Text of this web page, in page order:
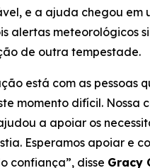
e a ajuda chegou em
alertas meteorológicos
de outra tempestade.
está com as pessoas
momento difícil. Nossa
a apoiar os
Esperamos apoiar e
confiança”, disse Gracy